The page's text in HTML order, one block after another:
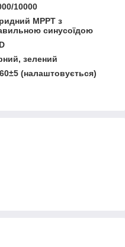
10000
MPPT з
синусоїдою
зелений
(налаштовується)